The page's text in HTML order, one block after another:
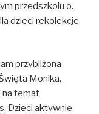
przedszkolu o.
dzieci rekolekcje
przybliżona
Monika,
na temat
Dzieci aktywnie